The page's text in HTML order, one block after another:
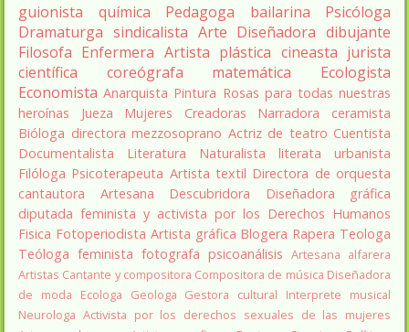
guionista
química Pedagoga bailarina
Psicóloga
Dramaturga sindicalista Arte Diseñadora dibujante
Filosofa Enfermera Artista plástica cineasta jurista
científica
coreógrafa matemática
Ecologista
Economista Anarquista Pintura Rosas para todas nuestras
heroínas
Jueza Mujeres Creadoras Narradora
ceramista
Bióloga directora mezzosoprano Actriz de teatro Cuentista
Documentalista
Literatura Naturalista literata
urbanista
Filóloga Psicoterapeuta Artista textil Directora de orquesta
cantautora
Artesana Descubridora
Diseñadora gráfica
diputada feminista y activista por los Derechos Humanos
Fisica Fotoperiodista Artista gráfica Blogera Rapera Teologa
Teóloga feminista fotografa psicoanálisis Artesana alfarera
Artistas Cantante y compositora Compositora de música Diseñadora
de moda
Ecologa Geologa Gestora cultural
Interprete musical
Neurologa Activista por los derechos sexuales de las mujeres